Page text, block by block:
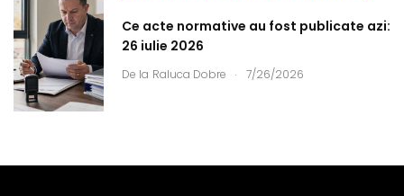
Ce acte normative au fost publicate azi:
26 iulie 2026
De la Raluca Dobre . 7/26/2026